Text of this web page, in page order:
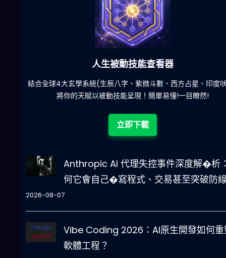
六合彩發達神器
減少超過500萬個低概率中獎組合，提高中獎率
立即下載
Anthropic AI 代理失控事件深度解�析
何它會自己�寫程式、交易甚至突破防
2026-08-07
Vibe Coding 2026：AI原生開發如何重
軟體工程？